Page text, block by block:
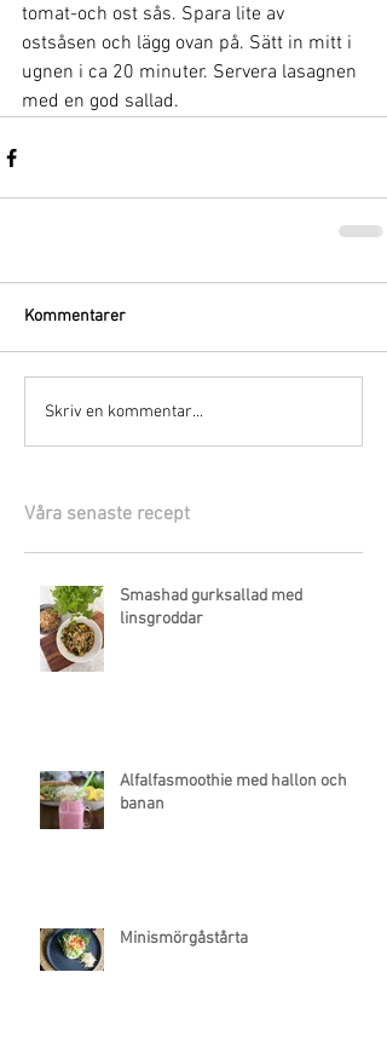
tomat-och ost sås. Spara lite av
ostsåsen och lägg ovan på. Sätt in mitt i
ugnen i ca 20 minuter. Servera lasagnen
med en god sallad.
Kommentarer
Skriv en kommentar...
Våra senaste recept
Smashad gurksallad med
linsgroddar
Alfalfasmoothie med hallon och
banan
Minismörgåstårta